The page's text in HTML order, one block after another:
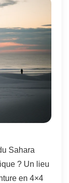
Sahara
? Un lieu
en 4×4